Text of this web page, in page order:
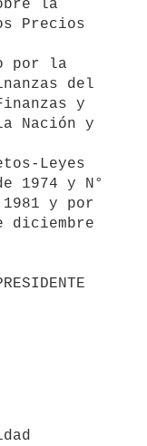
la
Precios
por la
del
y
Nación y
Leyes
1974 y N°
y por
diciembre